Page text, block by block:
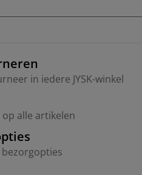
in iedere JYSK-winkel
alle artikelen
bezorgopties